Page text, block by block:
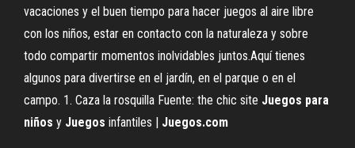
vacaciones y el buen tiempo para hacer juegos al aire libre
con los niños, estar en contacto con la naturaleza y sobre
todo compartir momentos inolvidables juntos.Aquí tienes
algunos para divertirse en el jardín, en el parque o en el
campo. 1. Caza la rosquilla Fuente: the chic site Juegos para
niños y Juegos infantiles | Juegos.com